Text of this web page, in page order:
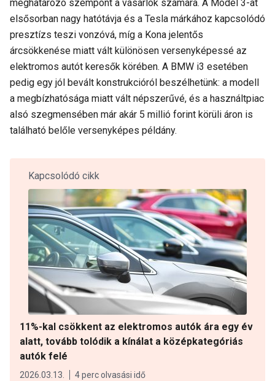
meghatározó szempont a vásárlók számára. A Model 3-at
elsősorban nagy hatótávja és a Tesla márkához kapcsolódó
presztízs teszi vonzóvá, míg a Kona jelentős
árcsökkenése miatt vált különösen versenyképessé az
elektromos autót keresők körében. A BMW i3 esetében
pedig egy jól bevált konstrukcióról beszélhetünk: a modell
a megbízhatósága miatt vált népszerűvé, és a használtpiac
alsó szegmensében már akár 5 millió forint körüli áron is
található belőle versenyképes példány.
Kapcsolódó cikk
11%-kal csökkent az elektromos autók ára egy év
alatt, tovább tolódik a kínálat a középkategóriás
autók felé
2026.03.13. 4 perc olvasási idő